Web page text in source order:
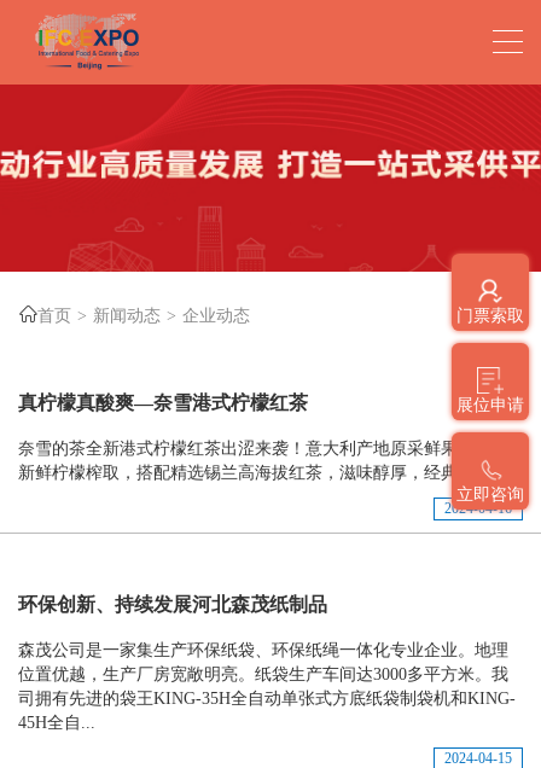
门票索取
展位申请
立即咨询
首页 新闻动态 企业动态
真柠檬真酸爽—奈雪港式柠檬红茶
奈雪的茶全新港式柠檬红茶出涩来袭！意大利产地原采鲜果，100%
新鲜柠檬榨取，搭配精选锡兰高海拔红茶，滋味醇厚，经典出涩。
2024-04-16
环保创新、持续发展河北森茂纸制品
森茂公司是一家集生产环保纸袋、环保纸绳一体化专业企业。地理
位置优越，生产厂房宽敞明亮。纸袋生产车间达3000多平方米。我
司拥有先进的袋王KING-35H全自动单张式方底纸袋制袋机和KING-
45H全自...
2024-04-15